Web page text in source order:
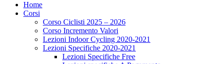
Home
Corsi
Corso Ciclisti 2025 – 2026
Corso Incremento Valori
Lezioni Indoor Cycling 2020-2021
Lezioni Specifiche 2020-2021
Lezioni Specifiche Free